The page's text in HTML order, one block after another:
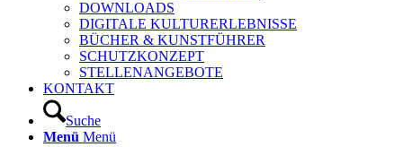
DOWNLOADS
DIGITALE KULTURERLEBNISSE
BÜCHER & KUNSTFÜHRER
SCHUTZKONZEPT
STELLENANGEBOTE
KONTAKT
Suche
Menü Menü